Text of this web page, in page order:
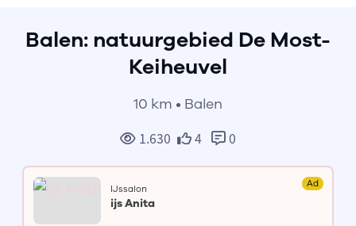
Balen: natuurgebied De Most-
Keiheuvel
10 km • Balen
1.630 4 0
IJssalon Ad
ijs Anita